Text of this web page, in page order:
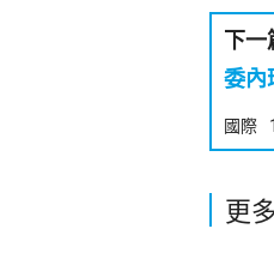
下一
委內
國際
更